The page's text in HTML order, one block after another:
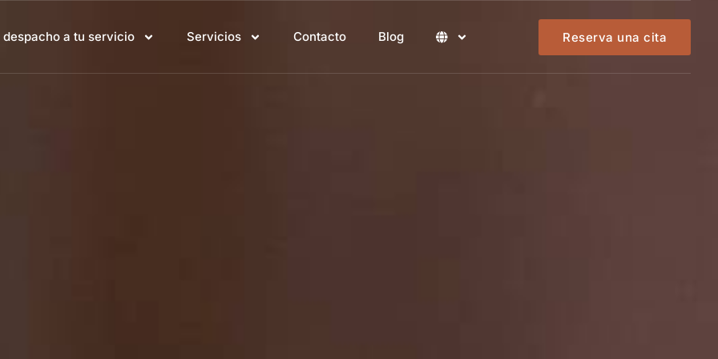
despacho a tu servicio Servicios Contacto Blog Reserva una cita